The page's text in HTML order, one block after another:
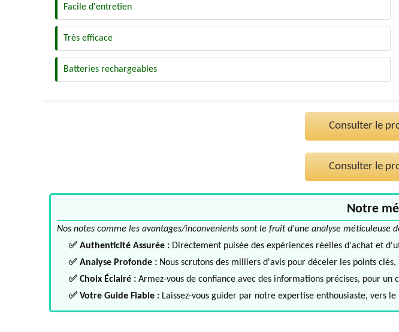
Facile d'entretien
Très efficace
Batteries rechargeables
Consulter le
Consulter le
Notre
Nos notes comme les avantages/inconvenients sont le fruit d'une analyse
✅ Authenticité Assurée : Directement puisée des expériences réelles d'achat et
✅ Analyse Profonde : Nous scrutons des milliers d'avis pour déceler les points
✅ Choix Éclairé : Armez-vous de confiance avec des informations précises, pour
✅ Votre Guide Fiable : Laissez-vous guider par notre expertise enthousiaste, vers